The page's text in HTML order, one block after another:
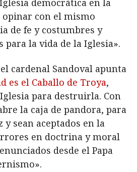
democrática en la
opinar con el mismo
de fe y costumbres y
para la vida de la Iglesia».
cardenal Sandoval apunta
es el Caballo de Troya,
para destruirla. Con
la caja de pandora, para
y sean aceptados en la
en doctrina y moral
desde el Papa